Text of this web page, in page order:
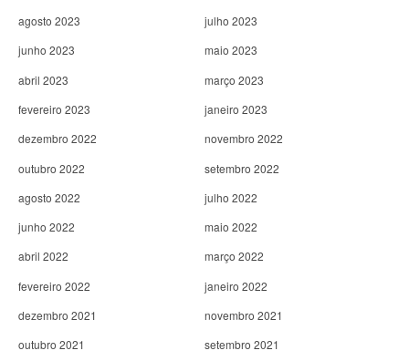
agosto 2023
julho 2023
junho 2023
maio 2023
abril 2023
março 2023
fevereiro 2023
janeiro 2023
dezembro 2022
novembro 2022
outubro 2022
setembro 2022
agosto 2022
julho 2022
junho 2022
maio 2022
abril 2022
março 2022
fevereiro 2022
janeiro 2022
dezembro 2021
novembro 2021
outubro 2021
setembro 2021